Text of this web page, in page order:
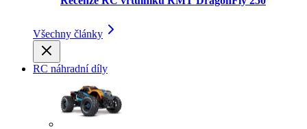
Všechny články
RC náhradní díly